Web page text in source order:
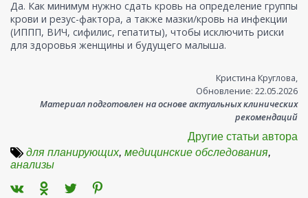
Да. Как минимум нужно сдать кровь на определение группы
крови и резус-фактора, а также мазки/кровь на инфекции
(ИППП, ВИЧ, сифилис, гепатиты), чтобы исключить риски
для здоровья женщины и будущего малыша.
Кристина Круглова
Обновление: 22.05.2026
Материал подготовлен на основе актуальных клинических
рекомендаций
Другие статьи автора
для планирующих, медицинские обследования,
анализы